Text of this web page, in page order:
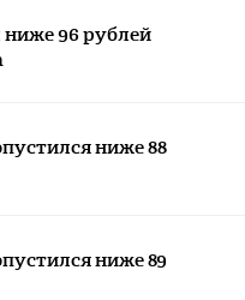
96 рублей
ниже 88
ниже 89